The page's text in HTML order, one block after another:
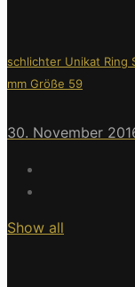
schlichter Unikat Ring
mm Größe 59
30. November
Show all